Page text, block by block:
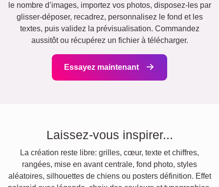
le nombre d’images, importez vos photos, disposez-les par
glisser-déposer, recadrez, personnalisez le fond et les
textes, puis validez la prévisualisation. Commandez
aussitôt ou récupérez un fichier à télécharger.
Essayez maintenant
Laissez-vous inspirer...
La création reste libre: grilles, cœur, texte et chiffres,
rangées, mise en avant centrale, fond photo, styles
aléatoires, silhouettes de chiens ou posters définition. Effet